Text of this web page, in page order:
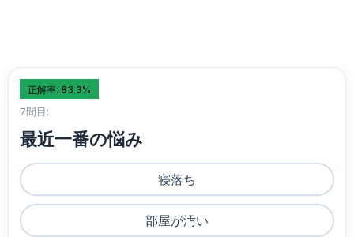
正解率: 83.3%
7問目:
最近一番の悩み
寝落ち
部屋が汚い